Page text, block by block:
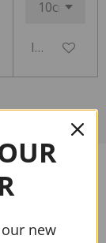
In
new